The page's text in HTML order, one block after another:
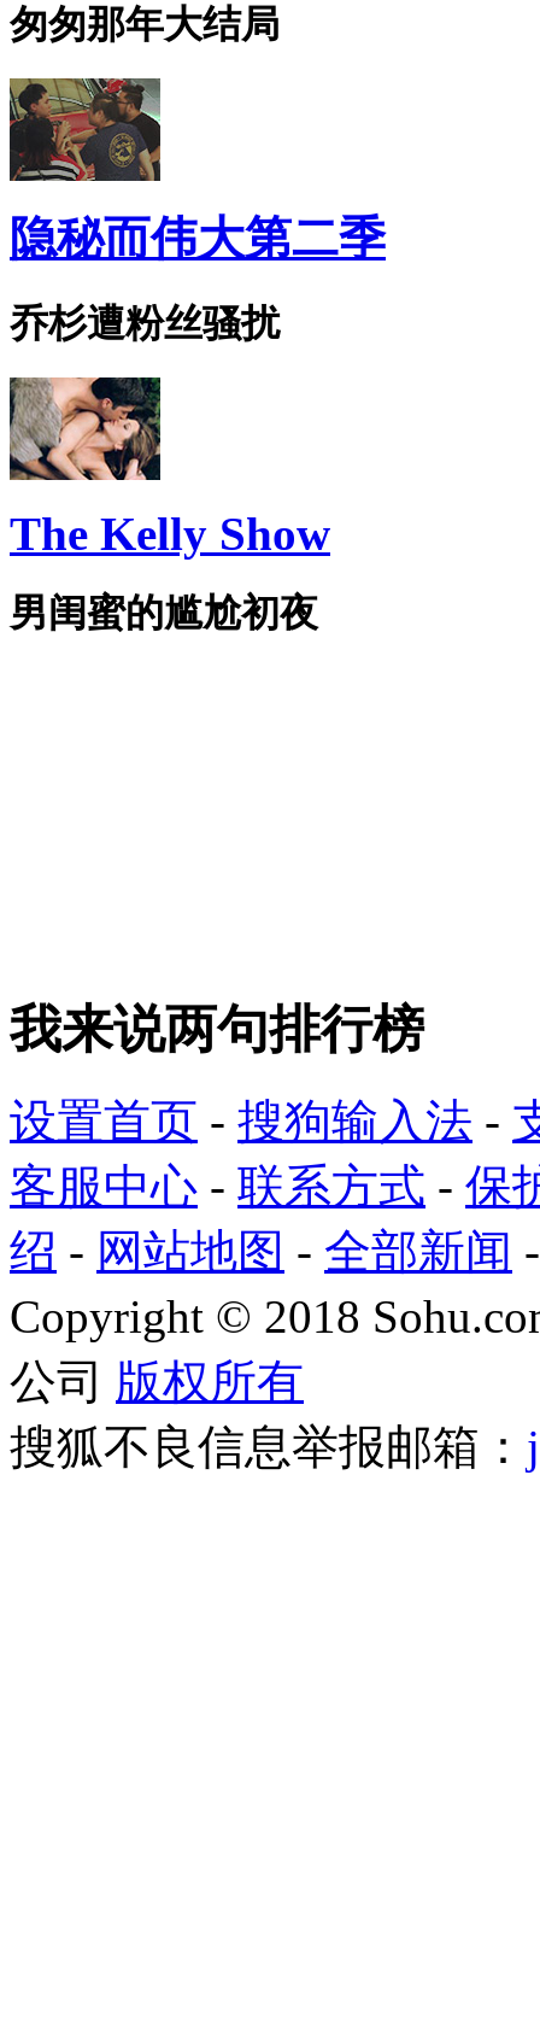
匆匆那年大结局
隐秘而伟大第二季
乔杉遭粉丝骚扰
The Kelly Show
男闺蜜的尴尬初夜
我来说两句排行榜
设置首页 - 搜狗输入法 -
客服中心 - 联系方式 - 保
绍 - 网站地图 - 全部新闻
Copyright © 2018
公司 版权所有
搜狐不良信息举报邮箱：